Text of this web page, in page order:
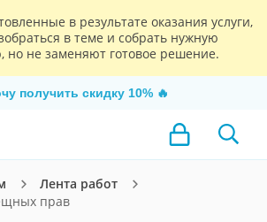
в результате оказания услуги,
в теме и собрать нужную
не заменяют готовое решение.
получить скидку 10% 🔥
Лента работ
прав